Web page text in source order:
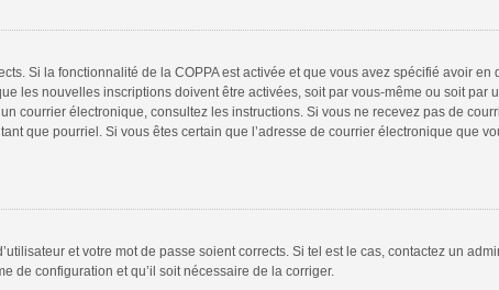
Si la fonctionnalité de la COPPA est activée et que vous avez spécifié avoir
les nouvelles inscriptions doivent être activées, soit par vous-même ou soit par
courrier électronique, consultez les instructions. Si vous ne recevez pas de
que pourriel. Si vous êtes certain que l’adresse de courrier électronique que
et votre mot de passe soient corrects. Si tel est le cas, contactez un
de configuration et qu’il soit nécessaire de la corriger.